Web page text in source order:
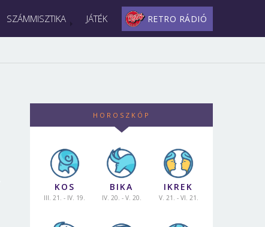
SZÁMMISZTIKA JÁTÉK RETRO RÁDIÓ
HOROSZKÓP
KOS
III. 21. - IV. 19.
BIKA
IV. 20. - V. 20.
IKREK
V. 21. - VI. 21.